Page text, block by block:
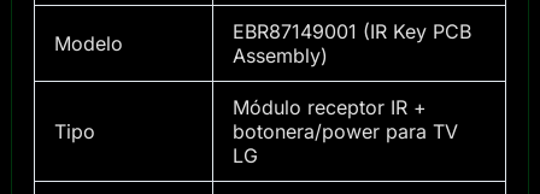
Modelo
EBR87149001 (IR Key PCB
Assembly)
Tipo
Módulo receptor IR +
botonera/power para TV
LG